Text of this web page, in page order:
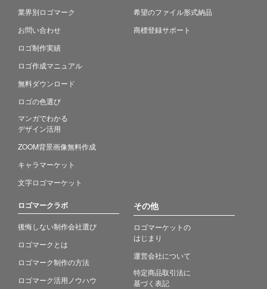
業界別ロゴマーク
お問い合わせ
ロゴ制作実績
ロゴ作成マニュアル
無料ダウンロード
ロゴの色選び
マンガでわかる
デザイン活用
ZOOM背景画像無料作成
キャラマーケット
文字ロゴマーケット
希望のファイル形式納品
商標登録サポート
ロゴマークラボ
後悔しない制作会社選び
ロゴマークとは
ロゴマーク制作の方法
ロゴマーク活用ノウハウ
その他
ロゴマーケットの
はじまり
運営会社について
特定商品取引法に
基づく表記